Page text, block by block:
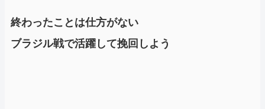
終わったことは仕方がない
ブラジル戦で活躍して挽回しよう